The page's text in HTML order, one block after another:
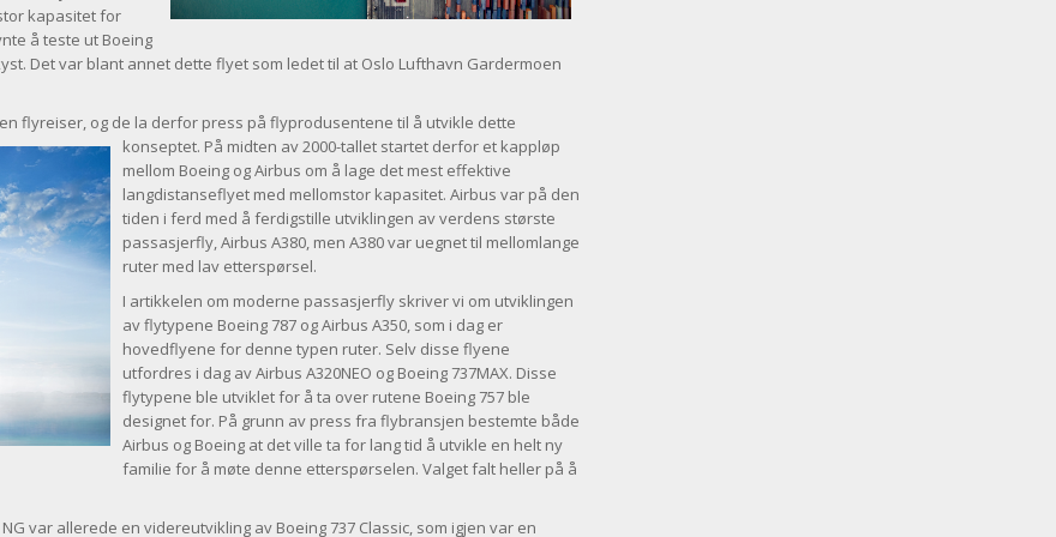
kapasitet for
å teste ut Boeing
Det var blant annet dette flyet som ledet til at Oslo Lufthavn Gardermoen
flyreiser, og de la derfor press på flyprodusentene til å utvikle dette
konseptet. På midten av 2000-tallet startet derfor et kappløp
mellom Boeing og Airbus om å lage det mest effektive
langdistanseflyet med mellomstor kapasitet. Airbus var på den
tiden i ferd med å ferdigstille utviklingen av verdens største
passasjerfly, Airbus A380, men A380 var uegnet til mellomlange
ruter med lav etterspørsel.
I artikkelen om moderne passasjerfly skriver vi om utviklingen
av flytypene Boeing 787 og Airbus A350, som i dag er
hovedflyene for denne typen ruter. Selv disse flyene
utfordres i dag av Airbus A320NEO og Boeing 737MAX. Disse
flytypene ble utviklet for å ta over rutene Boeing 757 ble
designet for. På grunn av press fra flybransjen bestemte både
Airbus og Boeing at det ville ta for lang tid å utvikle en helt ny
familie for å møte denne etterspørselen. Valget falt heller på å
var allerede en videreutvikling av Boeing 737 Classic, som igjen var en